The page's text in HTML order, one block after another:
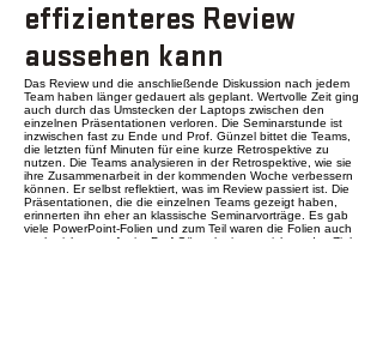
effizienteres Review
aussehen kann
Das Review und die anschließende Diskussion nach jedem
Team haben länger gedauert als geplant. Wertvolle Zeit ging
auch durch das Umstecken der Laptops zwischen den
einzelnen Präsentationen verloren. Die Seminarstunde ist
inzwischen fast zu Ende und Prof. Günzel bittet die Teams,
die letzten fünf Minuten für eine kurze Retrospektive zu
nutzen. Die Teams analysieren in der Retrospektive, wie sie
ihre Zusammenarbeit in der kommenden Woche verbessern
können. Er selbst reflektiert, was im Review passiert ist. Die
Präsentationen, die die einzelnen Teams gezeigt haben,
erinnerten ihn eher an klassische Seminarvorträge. Es gab
viele PowerPoint-Folien und zum Teil waren die Folien auch
noch nicht ganz fertig. Prof Günzel erinnert sich an das Ziel